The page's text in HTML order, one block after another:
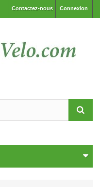
Connexion
Contactez-nous